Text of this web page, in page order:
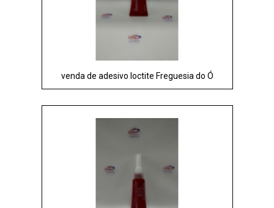
venda de adesivo loctite Freguesia do Ó